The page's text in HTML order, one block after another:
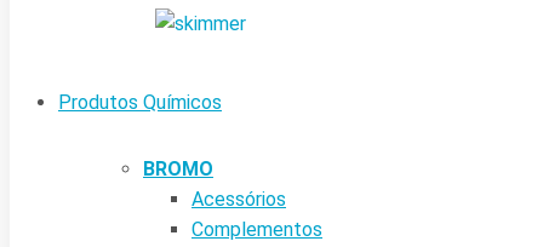
Produtos Químicos
BROMO
Acessórios
Complementos